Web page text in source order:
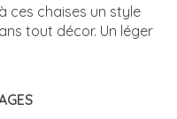
ces chaises un style
tout décor. Un léger